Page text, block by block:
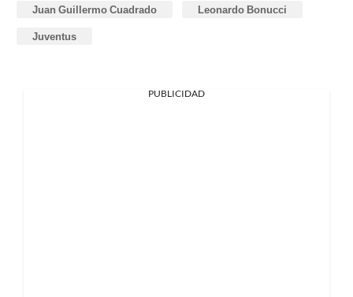
Juan Guillermo Cuadrado Leonardo Bonucci
Juventus
PUBLICIDAD